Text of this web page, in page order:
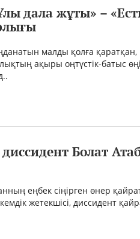
дала жұты» –
малды қолға қаратқан,
ақыры оңтүстік-батыс
диссидент Болат
еңбек сіңірген өнер
жетекшісі, диссидент